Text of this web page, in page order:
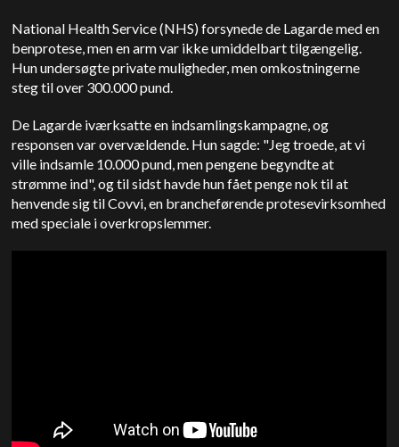
National Health Service (NHS) forsynede de Lagarde med en
benprotese, men en arm var ikke umiddelbart tilgængelig.
Hun undersøgte private muligheder, men omkostningerne
steg til over 300.000 pund.
De Lagarde iværksatte en indsamlingskampagne, og
responsen var overvældende. Hun sagde: "Jeg troede, at vi
ville indsamle 10.000 pund, men pengene begyndte at
strømme ind", og til sidst havde hun fået penge nok til at
henvende sig til Covvi, en brancheførende protesevirksomhed
med speciale i overkropslemmer.